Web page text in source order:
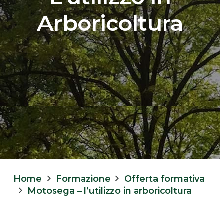
Arboricoltura
Home Formazione
Offerta formativa
Motosega – l’utilizzo in arboricoltura